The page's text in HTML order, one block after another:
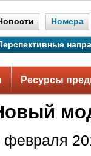
Номера
Ресурсы
февраля